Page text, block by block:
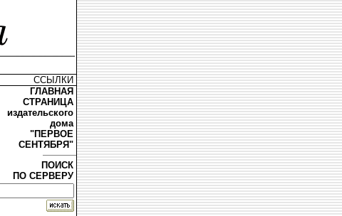
ССЫЛКИ
ГЛАВНАЯ
СТРАНИЦА
издательского
дома
"ПЕРВОЕ
СЕНТЯБРЯ"
ПОИСК
ПО СЕРВЕРУ